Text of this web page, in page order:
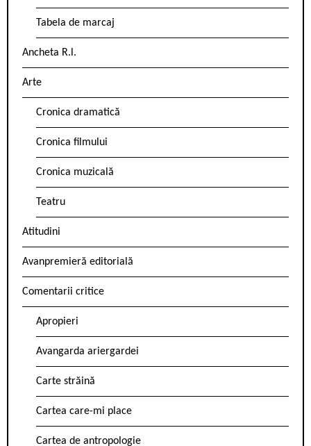
Tabela de marcaj
Ancheta R.l.
Arte
Cronica dramatică
Cronica filmului
Cronica muzicală
Teatru
Atitudini
Avanpremieră editorială
Comentarii critice
Apropieri
Avangarda ariergardei
Carte străină
Cartea care-mi place
Cartea de antropologie